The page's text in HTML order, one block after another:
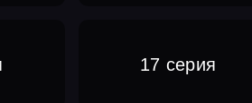
17 серия